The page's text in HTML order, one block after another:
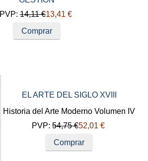
PVP: 14,11 €13,41 €
Comprar
EL ARTE DEL SIGLO XVIII
Historia del Arte Moderno Volumen IV
PVP:54,75 €52,01 €
Comprar